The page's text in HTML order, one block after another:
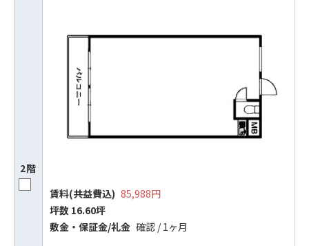
2階
賃料(共益費込) 85,988円
坪数 16.60坪
敷⾦‧保証⾦/礼⾦ 確認 / 1ヶ月
ビルコード：172272